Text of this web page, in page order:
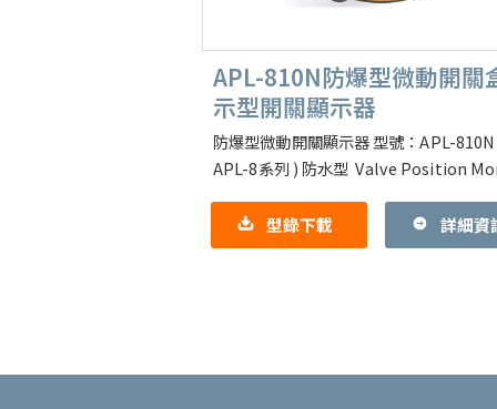
APL-810N防爆型微動開關
示型開關顯示器
防爆型微動開關顯示器 型號：APL-
APL-8系列 ) 防水型 Valve Position
型錄下載
詳細資